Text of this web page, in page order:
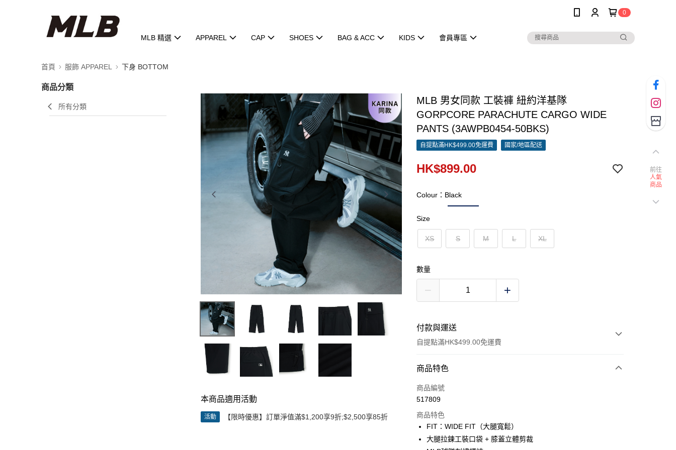
0
MLB 精選 APPAREL CAP SHOES BAG & ACC KIDS 會員專區
首頁 服飾 APPAREL 下身 BOTTOM
商品分類
所有分類
本商品適用活動
活動 【限時優惠】訂單淨值滿$1,200享9折;$2,500享85折
MLB 男女同款 工裝褲 紐約洋基隊
GORPCORE PARACHUTE CARGO WIDE
PANTS (3AWPB0454-50BKS)
自提點滿HK$499.00免運費 國家/地區配送
HK$899.00
Colour：Black
Size
XS S M L XL
數量
付款與運送
自提點滿HK$499.00免運費
付款方式
信用卡
Google Pay
AlipayHK
商品特色
商品編號
517809
商品特色
FIT：WIDE FIT（大腿寬鬆）
大腿拉鍊工裝口袋 + 膝蓋立體剪裁
前往
人氣
商品